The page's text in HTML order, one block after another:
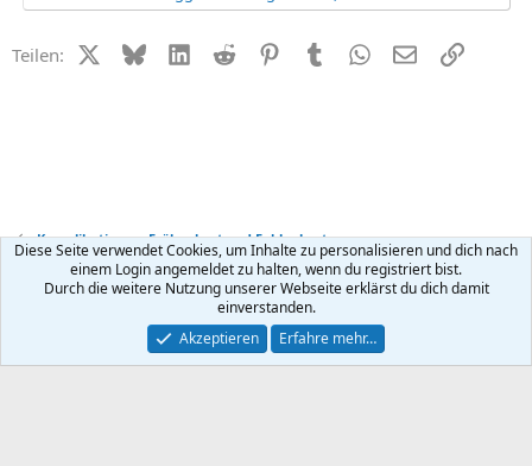
Teilen: X (Twitter)
BlueskyLinkedIn
Reddit PinterestTumblr WhatsApp
E-MailLink
Komplikationen, Frühgeburt und Fehlgeburt
Kontakt Nutzungsbedingungen Datenschutz Hilfe
R
Community platform by XenForo ® © 2010-2026 XenForo Ltd.
Diese Seite verwendet Cookies, um Inhalte zu personalisieren und dich nach
einem Login angemeldet zu halten, wenn du registriert bist.
Durch die weitere Nutzung unserer Webseite erklärst du dich damit
einverstanden.
Akzeptieren
Erfahre mehr…